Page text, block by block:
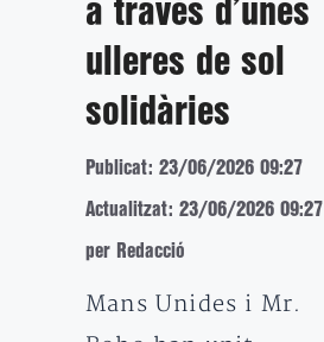
a través d’unes
ulleres de sol
solidàries
Publicat: 23/06/2026 09:27
Actualitzat: 23/06/2026 09:27
per Redacció
Mans Unides i Mr.